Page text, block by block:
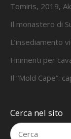
Tomiris, 2019,
Il monastero di
L’insediamento
Finimenti per
Il “Mold Cape”:
Cerca nel sito